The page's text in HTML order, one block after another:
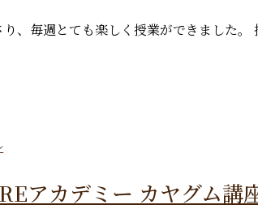
、毎週とても楽しく授業ができました
アカデミー カヤグム講